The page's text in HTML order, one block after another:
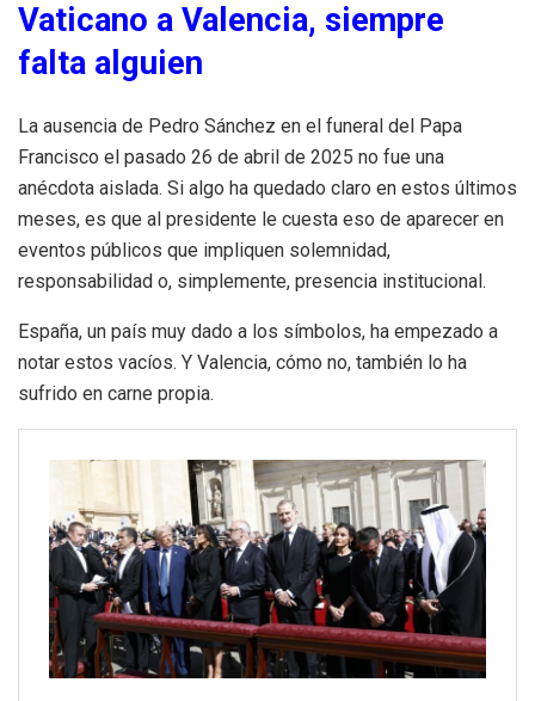
Vaticano a Valencia, siempre
falta alguien
La ausencia de Pedro Sánchez en el funeral del Papa
Francisco el pasado 26 de abril de 2025 no fue una
anécdota aislada. Si algo ha quedado claro en estos últimos
meses, es que al presidente le cuesta eso de aparecer en
eventos públicos que impliquen solemnidad,
responsabilidad o, simplemente, presencia institucional.
España, un país muy dado a los símbolos, ha empezado a
notar estos vacíos. Y Valencia, cómo no, también lo ha
sufrido en carne propia.